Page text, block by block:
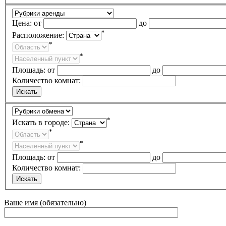
Цена: от
до
Расположение:
*
*
*
Площадь: от до
Количество комнат:
Искать в городе:
*
*
*
Площадь: от до
Количество комнат:
Ваше имя (обязательно)